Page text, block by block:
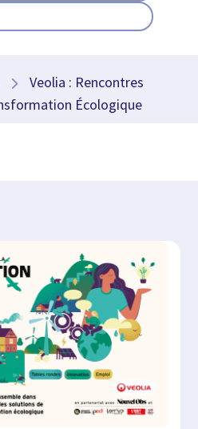
Veolia : Rencontres
Écologique